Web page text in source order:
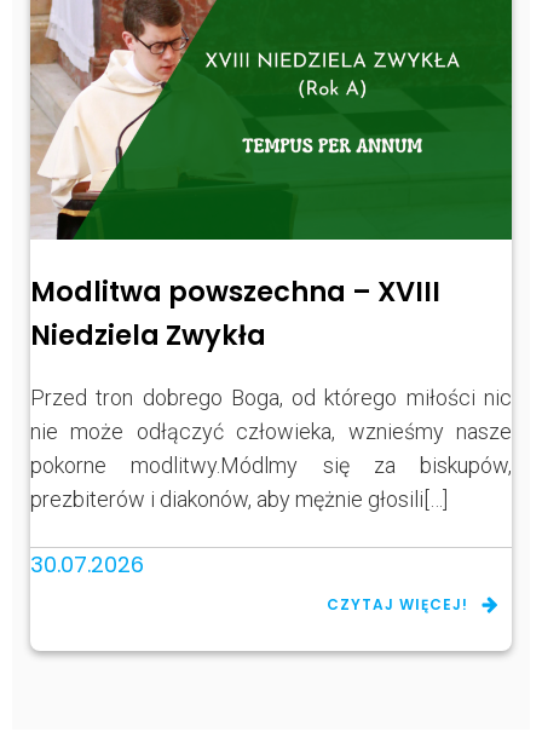
Modlitwa powszechna – XVIII
Niedziela Zwykła
Przed tron dobrego Boga, od którego miłości nic
nie może odłączyć człowieka, wznieśmy nasze
pokorne modlitwy.Módlmy się za biskupów,
prezbiterów i diakonów, aby mężnie głosili[…]
30.07.2026
CZYTAJ WIĘCEJ!